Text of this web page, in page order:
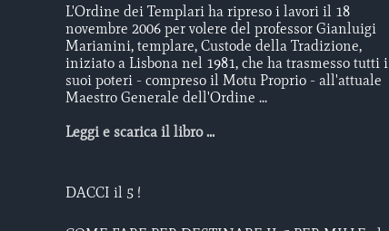
L'Ordine dei Templari ha ripreso i lavori il 18
novembre 2006 per volere del professor Gianluigi
Marianini, templare, Custode della Tradizione,
iniziato a Lisbona nel 1981, che ha trasmesso tutti i
suoi poteri - compreso il Motu Proprio - all'attuale
Maestro Generale dell'Ordine ...
Leggi e scarica il libro ...
DACCI il 5 !